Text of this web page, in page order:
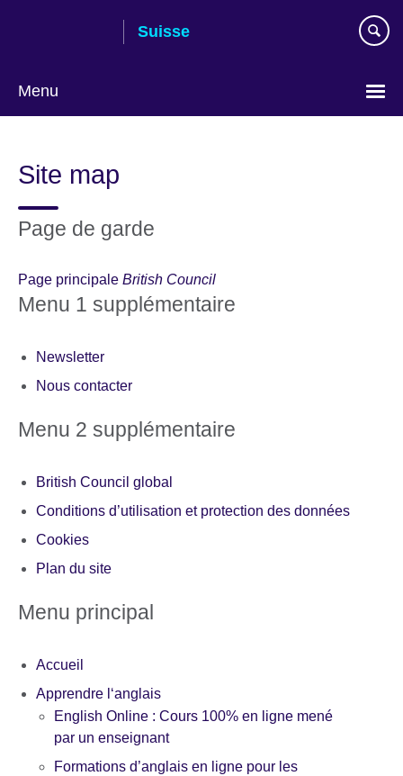
Suisse
Menu
language
Site map
Page de garde
Page principale British Council
Menu 1 supplémentaire
Newsletter
Nous contacter
Menu 2 supplémentaire
British Council global
Conditions d’utilisation et protection des données
Cookies
Plan du site
Menu principal
Accueil
Apprendre l‘anglais
English Online : Cours 100% en ligne mené
par un enseignant
Formations d’anglais en ligne pour les